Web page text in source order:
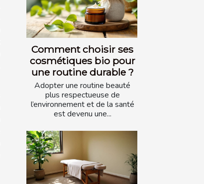
Comment choisir ses
cosmétiques bio pour
une routine durable ?
Adopter une routine beauté
plus respectueuse de
l’environnement et de la santé
est devenu une...